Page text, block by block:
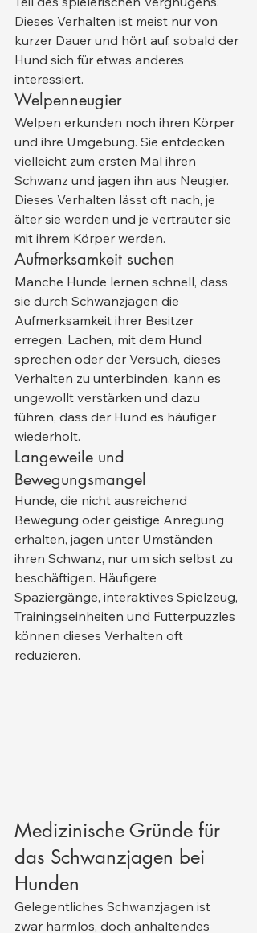
Dieses Verhalten ist meist nur von
kurzer Dauer und hört auf, sobald der
Hund sich für etwas anderes
interessiert.
Welpenneugier
Welpen erkunden noch ihren Körper
und ihre Umgebung. Sie entdecken
vielleicht zum ersten Mal ihren
Schwanz und jagen ihn aus Neugier.
Dieses Verhalten lässt oft nach, je
älter sie werden und je vertrauter sie
mit ihrem Körper werden.
Aufmerksamkeit suchen
Manche Hunde lernen schnell, dass
sie durch Schwanzjagen die
Aufmerksamkeit ihrer Besitzer
erregen. Lachen, mit dem Hund
sprechen oder der Versuch, dieses
Verhalten zu unterbinden, kann es
ungewollt verstärken und dazu
führen, dass der Hund es häufiger
wiederholt.
Langeweile und
Bewegungsmangel
Hunde, die nicht ausreichend
Bewegung oder geistige Anregung
erhalten, jagen unter Umständen
ihren Schwanz, nur um sich selbst zu
beschäftigen. Häufigere
Spaziergänge, interaktives Spielzeug,
Trainingseinheiten und Futterpuzzles
können dieses Verhalten oft
reduzieren.
Medizinische Gründe für
das Schwanzjagen bei
Hunden
Gelegentliches Schwanzjagen ist
zwar harmlos, doch anhaltendes